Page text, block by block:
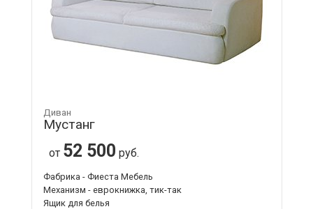
Диван
Мустанг
от 52 500 руб.
Фабрика - Фиеста Мебель
Механизм - еврокнижка, тик-так
Ящик для белья